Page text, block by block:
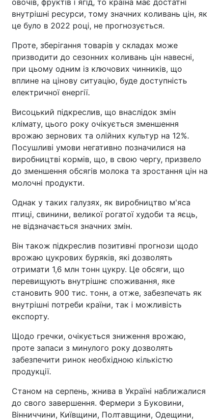
овочів, фруктів і ягід, то країна має достатні
внутрішні ресурси, тому значних коливань цін, як
це було в 2022 році, не прогнозується.
Проте, зберігання товарів у складах може
призводити до сезонних коливань цін навесні,
при цьому одним із ключових чинників, що
вплине на цінову ситуацію, буде доступність
електричної енергії.
Висоцький підкреслив, що внаслідок змін
клімату, цього року очікується зменшення
врожаю зернових та олійних культур на 12%.
Посушливі умови негативно позначилися на
виробництві кормів, що, в свою чергу, призвело
до зменшення обсягів молока та зростання цін на
молочні продукти.
Однак у таких галузях, як виробництво м'яса
птиці, свинини, великої рогатої худоби та яєць,
не відзначається значних змін.
Він також підкреслив позитивні прогнози щодо
врожаю цукрових буряків, які дозволять
отримати 1,6 млн тонн цукру. Це обсяги, що
перевищують внутрішнє споживання, яке
становить 900 тис. тонн, а отже, забезпечать як
внутрішні потреби країни, так і можливість
експорту.
Щодо гречки, очікується зниження врожаю,
проте запаси з минулого року дозволять
забезпечити ринок необхідною кількістю
продукції.
Станом на серпень, жнива в Україні наближалися
до свого завершення. Фермери з Буковини,
Вінниччини, Київщини, Полтавщини, Одещини,